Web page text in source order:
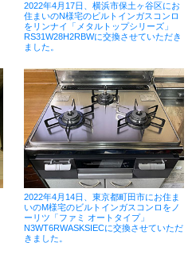
2022年4月17日、横浜市保土ヶ谷区にお
住まいのN様宅のビルトインガスコンロ
をリンナイ「メタルトップシリーズ」
RS31W28H2RBWに交換させていただき
ました。
2022年4月14日、東京都町田市にお住ま
いのM様宅のビルトインガスコンロをノ
ーリツ「ファミ オートタイプ」
N3WT6RWASKSIECに交換させていただ
きました。